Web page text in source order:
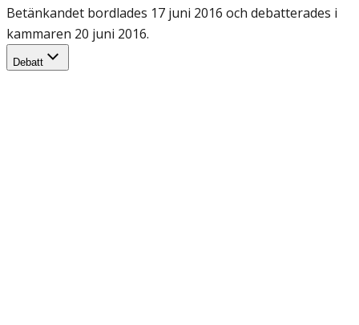
Betänkandet bordlades 17 juni 2016 och debatterades i
kammaren 20 juni 2016.
Debatt